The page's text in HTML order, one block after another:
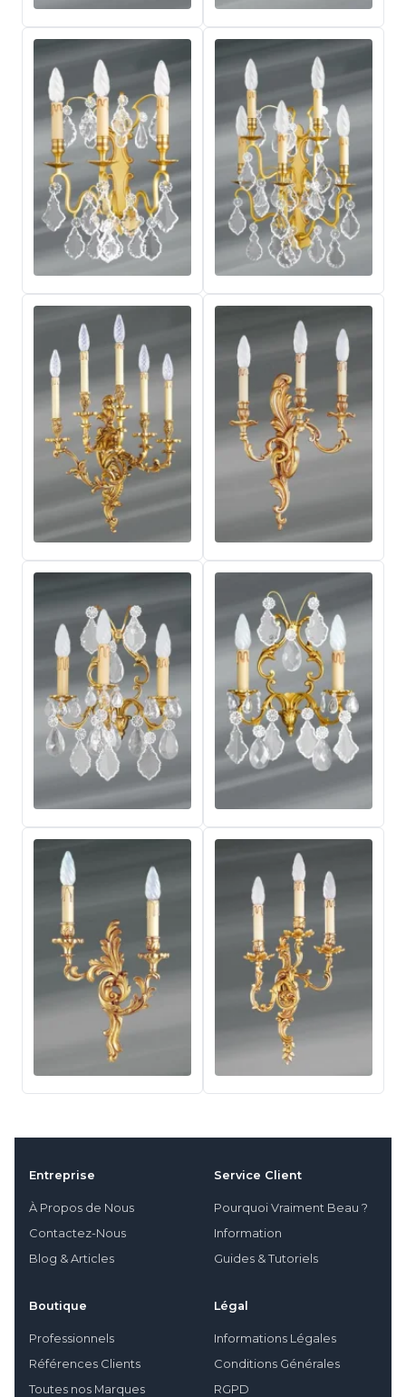
Entreprise
À Propos de Nous
Contactez-Nous
Blog & Articles
Service Client
Pourquoi Vraiment Beau ?
Information
Guides & Tutoriels
Boutique
Professionnels
Références Clients
Toutes nos Marques
Légal
Informations Légales
Conditions Générales
RGPD